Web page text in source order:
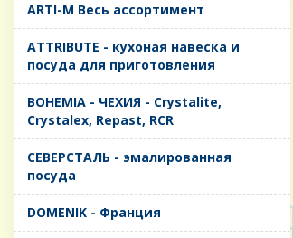
ARTI-M Весь ассортимент
ATTRIBUTE - кухоная навеска и
посуда для приготовления
BOHEMIA - ЧЕХИЯ - Crystalite,
Crystalex, Repast, RCR
CЕВЕРСТАЛЬ - эмалированная
посуда
DOMENIK - Франция